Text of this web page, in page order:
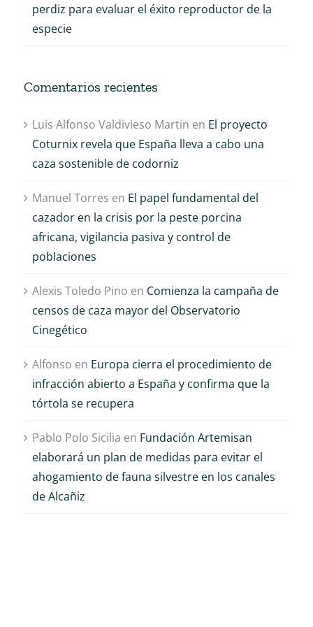
perdiz para evaluar el éxito reproductor de la
especie
Comentarios recientes
Luis Alfonso Valdivieso Martin en El proyecto
Coturnix revela que España lleva a cabo una
caza sostenible de codorniz
Manuel Torres en El papel fundamental del
cazador en la crisis por la peste porcina
africana, vigilancia pasiva y control de
poblaciones
Alexis Toledo Pino en Comienza la campaña de
censos de caza mayor del Observatorio
Cinegético
Alfonso en Europa cierra el procedimiento de
infracción abierto a España y confirma que la
tórtola se recupera
Pablo Polo Sicilia en Fundación Artemisan
elaborará un plan de medidas para evitar el
ahogamiento de fauna silvestre en los canales
de Alcañiz